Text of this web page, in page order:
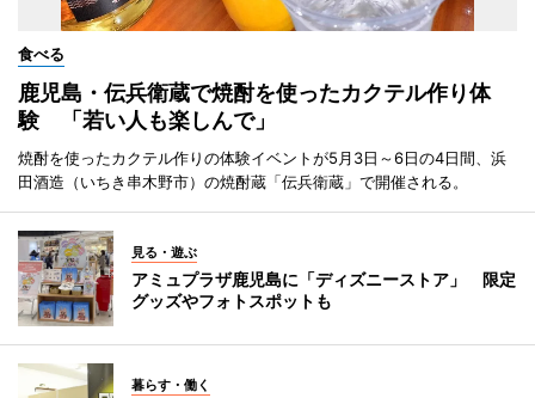
食べる
鹿児島・伝兵衛蔵で焼酎を使ったカクテル作り体
験 「若い人も楽しんで」
焼酎を使ったカクテル作りの体験イベントが5月3日～6日の4日間、浜
田酒造（いちき串木野市）の焼酎蔵「伝兵衛蔵」で開催される。
見る・遊ぶ
アミュプラザ鹿児島に「ディズニーストア」 限定
グッズやフォトスポットも
暮らす・働く